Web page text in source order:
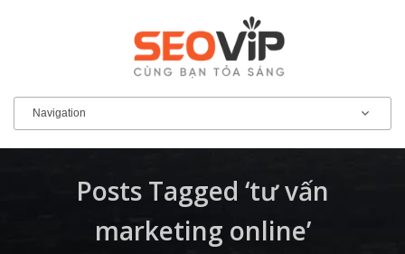
Posts Tagged ‘tư vấn
marketing online’